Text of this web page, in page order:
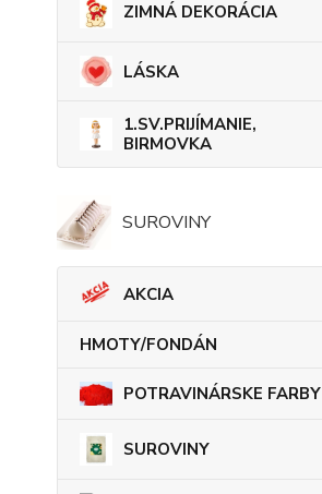
ZIMNÁ DEKORÁCIA
LÁSKA
1.SV.PRIJÍMANIE,
BIRMOVKA
SUROVINY
AKCIA
HMOTY/FONDÁN
POTRAVINÁRSKE FARBY
SUROVINY